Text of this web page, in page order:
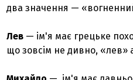
два значення —
Лев — ім'я має грецьке
що зовсім не дивно, «лев»